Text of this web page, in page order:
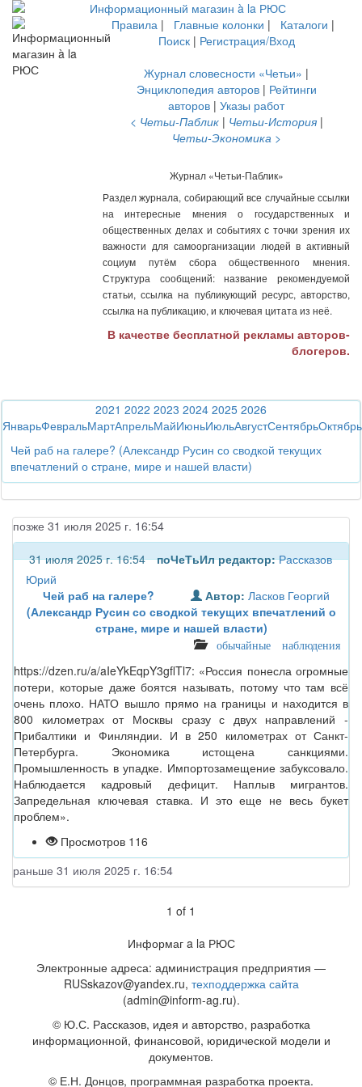
Правила | Главные колонки | Каталоги |
Поиск| Регистрация/Вход
Журнал словесности «Четьи» |
Энциклопедия авторов| Рейтинги
авторов | Указы работ
< Четьи-Паблик| Четьи-История|
Четьи-Экономика >
Журнал «Четьи-Паблик»
Раздел журнала, собирающий все случайные ссылки
на интересные мнения о государственных и
общественных делах и событиях с точки зрения их
важности для самоорганизации людей в активный
социум путём сбора общественного мнения.
Структура сообщений: название рекомендуемой
статьи, ссылка на публикующий ресурс, авторство,
ссылка на публикацию, и ключевая цитата из неё.
В качестве бесплатной рекламы авторов-
блогеров.
2021 2022 2023 2024 2025 2026
ЯнварьФевральМартАпрельМайИюньИюльАвгустСентябрьОктябрь
Чей раб на галере? (Александр Русин со сводкой текущих
впечатлений о стране, мире и нашей власти)
позже 31 июля 2025 г. 16:54
31 июля 2025 г. 16:54 поЧеТьИл редактор: Рассказов
Юрий
Автор: Ласков Георгий
Чей раб на галере?
(Александр Русин со сводкой текущих впечатлений о
стране, мире и нашей власти)
обычайные наблюдения
https://dzen.ru/a/aIeYkEqpY3gflTl7: «Россия понесла огромные
потери, которые даже боятся называть, потому что там всё
очень плохо. НАТО вышло прямо на границы и находится в
800 километрах от Москвы сразу с двух направлений -
Прибалтики и Финляндии. И в 250 километрах от Санкт-
Петербурга. Экономика истощена санкциями.
Промышленность в упадке. Импортозамещение забуксовало.
Наблюдается кадровый дефицит. Наплыв мигрантов.
Запредельная ключевая ставка. И это еще не весь букет
проблем».
Просмотров 116
раньше 31 июля 2025 г. 16:54
1 of 1
Информаг a la РЮС
Электронные адреса: администрация предприятия —
RUSskazov@yandex.ru, техподдержка сайта
(admin@inform-ag.ru).
© Ю.С. Рассказов, идея и авторство, разработка
информационной, финансовой, юридической модели и
документов.
© Е.Н. Донцов, программная разработка проекта.